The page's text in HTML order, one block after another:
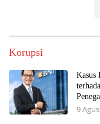
Korupsi
Kasus
9